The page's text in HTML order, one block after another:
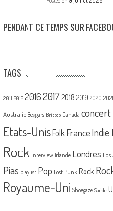
PENDANT CE TEMPS SUR
TAGS
2011 2012 20162017 2018 2019 2020 2021
Australie Beggars Britpop Canada concert
Etats-UnisFolk France Indie
Rock interview Irlande Londres Los
Pias playlist Pop Post Punk Rock
Royaume-Uni Shoegaze Suède